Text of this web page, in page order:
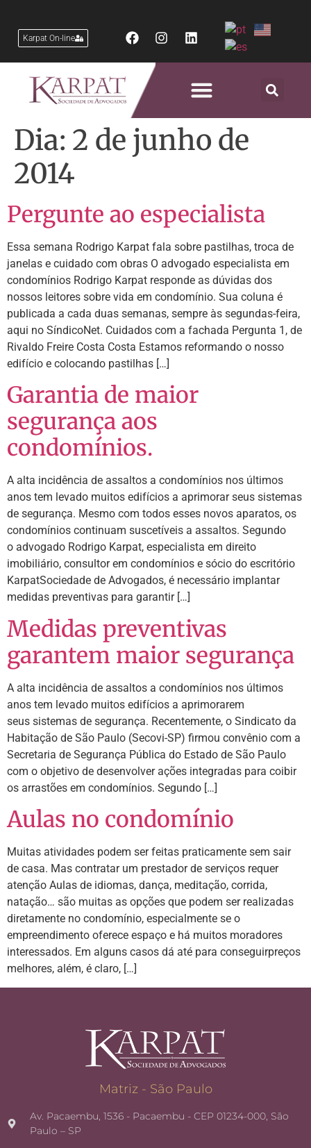
Karpat On-line
Dia: 2 de junho de
2014
Pergunte ao especialista
Essa semana Rodrigo Karpat fala sobre pastilhas, troca de
janelas e cuidado com obras O advogado especialista em
condomínios Rodrigo Karpat responde as dúvidas dos
nossos leitores sobre vida em condomínio. Sua coluna é
publicada a cada duas semanas, sempre às segundas-feira,
aqui no SíndicoNet. Cuidados com a fachada Pergunta 1, de
Rivaldo Freire Costa Costa Estamos reformando o nosso
edifício e colocando pastilhas […]
Garantia de maior
segurança aos
condomínios.
A alta incidência de assaltos a condomínios nos últimos
anos tem levado muitos edifícios a aprimorar seus sistemas
de segurança. Mesmo com todos esses novos aparatos, os
condomínios continuam suscetíveis a assaltos. Segundo
o advogado Rodrigo Karpat, especialista em direito
imobiliário, consultor em condomínios e sócio do escritório
KarpatSociedade de Advogados, é necessário implantar
medidas preventivas para garantir […]
Medidas preventivas
garantem maior segurança
A alta incidência de assaltos a condomínios nos últimos
anos tem levado muitos edifícios a aprimorarem
seus sistemas de segurança. Recentemente, o Sindicato da
Habitação de São Paulo (Secovi-SP) firmou convênio com a
Secretaria de Segurança Pública do Estado de São Paulo
com o objetivo de desenvolver ações integradas para coibir
os arrastões em condomínios. Segundo […]
Aulas no condomínio
Muitas atividades podem ser feitas praticamente sem sair
de casa. Mas contratar um prestador de serviços requer
atenção Aulas de idiomas, dança, meditação, corrida,
natação… são muitas as opções que podem ser realizadas
diretamente no condomínio, especialmente se o
empreendimento oferece espaço e há muitos moradores
interessados. Em alguns casos dá até para conseguirpreços
melhores, além, é claro, […]
Matriz - São Paulo
Av. Pacaembu, 1536 - Pacaembu - CEP 01234-000, São
Paulo – SP